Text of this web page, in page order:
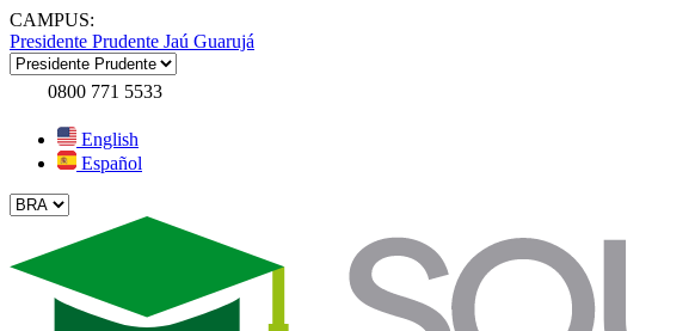
CAMPUS:
Presidente Prudente Jaú Guarujá
0800 771 5533
English
Español